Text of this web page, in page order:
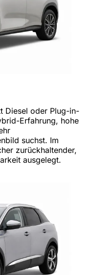
Diesel oder Plug-in-
Erfahrung, hohe
suchst. Im
zurückhaltender,
ausgelegt.